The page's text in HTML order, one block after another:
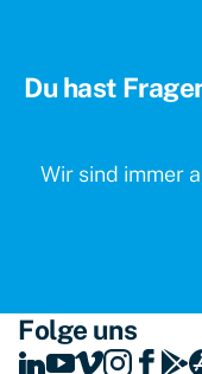
Du hast
Wir sind immer
Folge uns